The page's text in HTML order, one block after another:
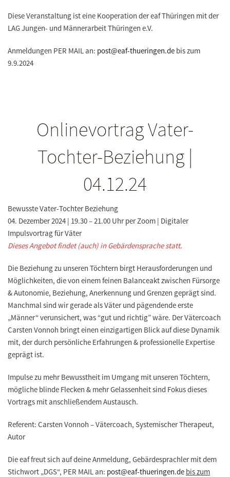
Diese Veranstaltung ist eine Kooperation der eaf Thüringen mit der
LAG Jungen- und Männerarbeit Thüringen e.V.
Anmeldungen PER MAIL an: post@eaf-thueringen.de bis zum
9.9.2024
Onlinevortrag Vater-
Tochter-Beziehung |
04.12.24
Bewusste Vater-Tochter Beziehung
04. Dezember 2024 | 19.30 – 21.00 Uhr per Zoom | Digitaler
Impulsvortrag für Väter
Dieses Angebot findet (auch) in Gebärdensprache statt.
Die Beziehung zu unseren Töchtern birgt Herausforderungen und
Möglichkeiten, die von einem feinen Balanceakt zwischen Fürsorge
& Autonomie, Beziehung, Anerkennung und Grenzen geprägt sind.
Manchmal sind wir gerade als Väter und pägendende erste
„Männer“ verunsichert, was “gut und richtig” wäre. Der Vätercoach
Carsten Vonnoh bringt einen einzigartigen Blick auf diese Dynamik
mit, der durch persönliche Erfahrungen & professionelle Expertise
geprägt ist.
Impulse zu mehr Bewusstheit im Umgang mit unseren Töchtern,
mögliche blinde Flecken & mehr Gelassenheit sind Fokus dieses
Vortrags mit anschließendem Austausch.
Referent: Carsten Vonnoh – Vätercoach, Systemischer Therapeut,
Autor
Die eaf freut sich auf deine Anmeldung, Gebärdesprachler mit dem
Stichwort „DGS“, PER MAIL an: post@eaf-thueringen.de bis zum